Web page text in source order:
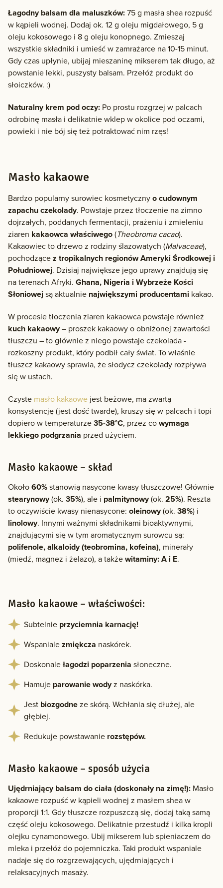
Łagodny balsam dla maluszków:75 g masła shea rozpuść
w kąpieli wodnej. Dodaj ok. 12 g oleju migdałowego, 5 g
oleju kokosowego i 8 g oleju konopnego. Zmieszaj
wszystkie składniki i umieść w zamrażarce na 10-15 minut.
Gdy czas upłynie, ubijaj mieszaninę mikserem tak długo, aż
powstanie lekki, puszysty balsam. Przełóż produkt do
słoiczków. :)
Naturalny krem pod oczy: Po prostu rozgrzej w palcach
odrobinę masła i delikatnie wklep w okolice pod oczami,
powieki i nie bój się też potraktować nim rzęs!
Masło kakaowe
Bardzo popularny surowiec kosmetycznyo cudownym
zapachu czekolady. Powstaje przez tłoczenie na zimno
dojrzałych, poddanych fermentacji, prażeniu i zmieleniu
ziaren kakaowca właściwego(Theobroma cacao).
Kakaowiec to drzewo z rodziny ślazowatych (Malvaceae),
pochodzącez tropikalnych regionów Ameryki Środkowej i
Południowej. Dzisiaj największe jego uprawy znajdują się
na terenach Afryki. Ghana, Nigeria i Wybrzeże Kości
Słoniowej są aktualnie największymi producentami kakao.
W procesie tłoczenia ziaren kakaowca powstaje również
kuch kakaowy– proszek kakaowy o obniżonej zawartości
tłuszczu – to głównie z niego powstaje czekolada -
rozkoszny produkt, który podbił cały świat. To właśnie
tłuszcz kakaowy sprawia, że słodycz czekolady rozpływa
się w ustach.
Czyste masło kakaowe jest beżowe, ma zwartą
konsystencję (jest dość twarde), kruszy się w palcach i topi
dopiero w temperaturze35-38°C, przez cowymaga
lekkiego podgrzania przed użyciem.
Masło kakaowe – skład
Około60%stanowią nasycone kwasy tłuszczowe! Głównie
stearynowy(ok. 35%), ale i palmitynowy(ok. 25%). Reszta
to oczywiście kwasy nienasycone: oleinowy(ok. 38%) i
linolowy. Innymi ważnymi składnikami bioaktywnymi,
znajdującymi się w tym aromatycznym surowcu są:
polifenole, alkaloidy (teobromina, kofeina), minerały
(miedź, magnez i żelazo), a takżewitaminy: A i E.
Masło kakaowe – właściwości:
Subtelnie przyciemnia karnację!
Wspanialezmiękcza naskórek.
Doskonalełagodzi poparzenia słoneczne.
Hamuje parowanie wodyz naskórka.
Jest biozgodneze skórą. Wchłania się dłużej, ale
głębiej.
Redukuje powstawanie rozstępów.
Masło kakaowe – sposób użycia
Ujędrniający balsam do ciała (doskonały na zimę!): Masło
kakaowe rozpuść w kąpieli wodnej z masłem shea w
proporcji 1:1. Gdy tłuszcze rozpuszczą się, dodaj taką samą
część oleju kokosowego. Delikatnie przestudź i kilka kropli
olejku cynamonowego. Ubij mikserem lub spieniaczem do
mleka i przełóż do pojemniczka. Taki produkt wspaniale
nadaje się do rozgrzewających, ujędrniających i
relaksacyjnych masaży.